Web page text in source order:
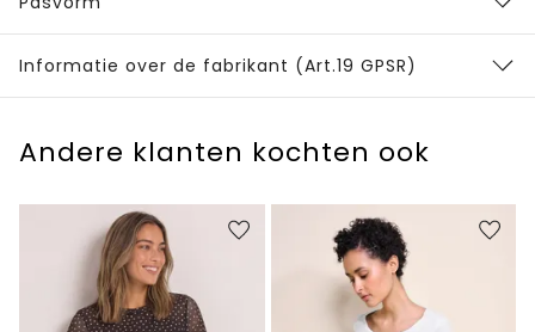
Informatie over de fabrikant (Art.19 GPSR)
Andere klanten kochten ook